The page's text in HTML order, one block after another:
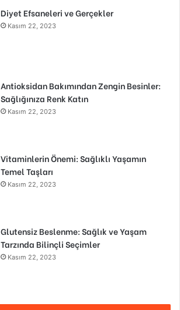
Diyet Efsaneleri ve Gerçekler
Kasım 22, 2023
Antioksidan Bakımından Zengin Besinler:
Sağlığınıza Renk Katın
Kasım 22, 2023
Vitaminlerin Önemi: Sağlıklı Yaşamın
Temel Taşları
Kasım 22, 2023
Glutensiz Beslenme: Sağlık ve Yaşam
Tarzında Bilinçli Seçimler
Kasım 22, 2023